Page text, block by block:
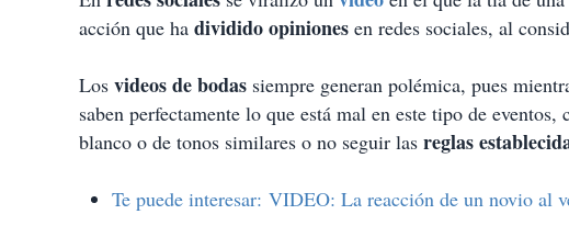
acción que ha dividido opiniones en redes sociales, al
Los videos de bodas siempre generan polémica, pues
saben perfectamente lo que está mal en este tipo de eventos,
blanco o de tonos similares o no seguir las reglas
Te puede interesar: VIDEO: La reacción de un novio al